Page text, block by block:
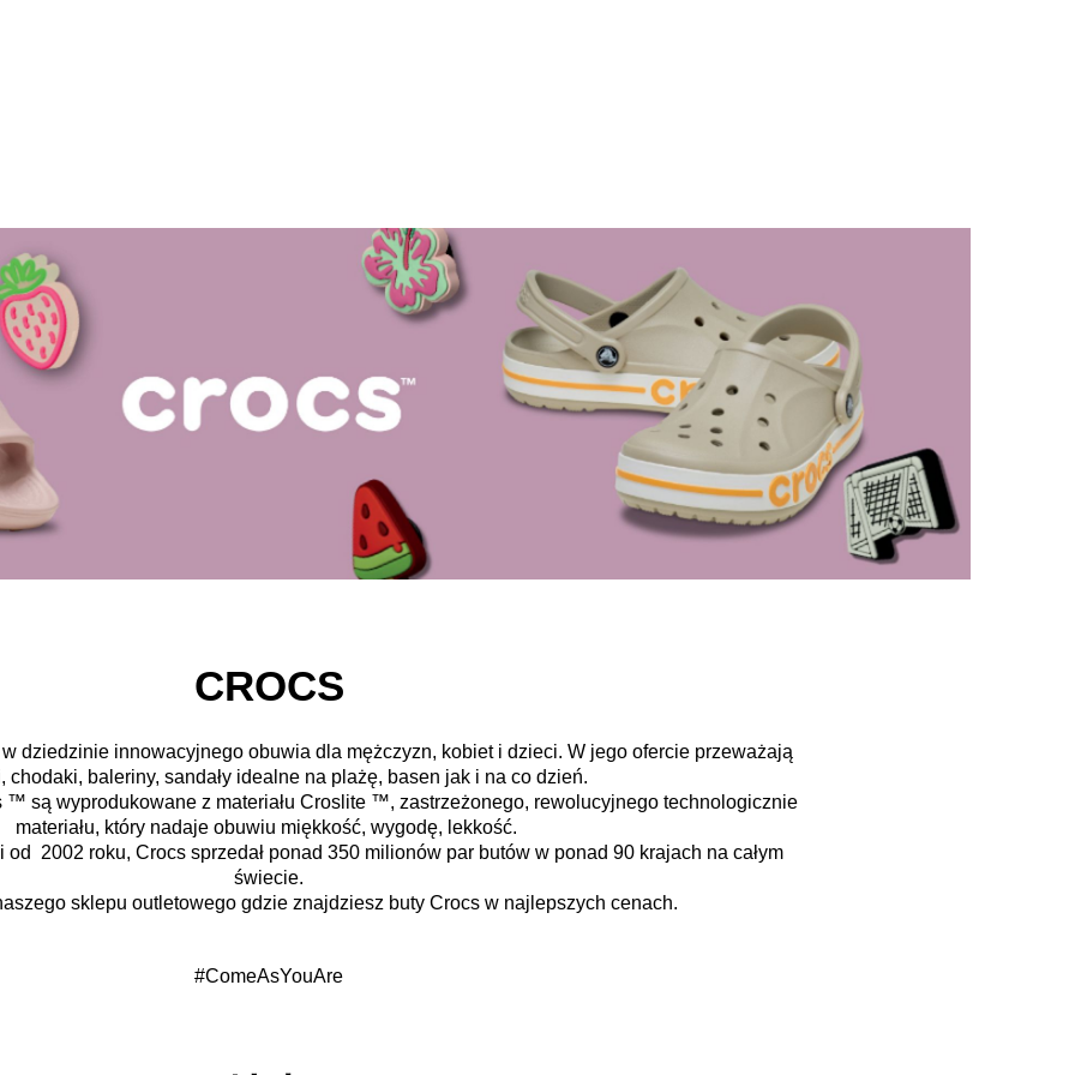
CROCS
dziedzinie innowacyjnego obuwia dla mężczyzn, kobiet i dzieci. W jego ofercie przeważają
chodaki, baleriny, sandały idealne na plażę, basen jak i na co dzień.
™ są wyprodukowane z materiału Croslite ™, zastrzeżonego, rewolucyjnego technologicznie
materiału, który nadaje obuwiu miękkość, wygodę, lekkość.
2002 roku, Crocs sprzedał ponad 350 milionów par butów w ponad 90 krajach na całym
świecie.
sklepu outletowego gdzie znajdziesz buty Crocs w najlepszych cenach.
#ComeAsYouAre